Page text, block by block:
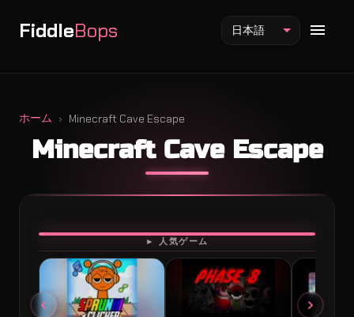
FiddleBops
Fiddlebops Mod
Incredibox Mod
Sprunki Mod
日本語
ホーム Minecraft Cave Escape
Minecraft Cave Escape
► 人気ゲーム
プレイ